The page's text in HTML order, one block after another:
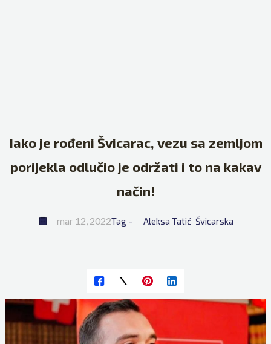
Iako je rođeni Švicarac, vezu sa zemljom
porijekla odlučio je održati i to na kakav
način!
mar 12, 2022Tag - Aleksa Tatić Švicarska